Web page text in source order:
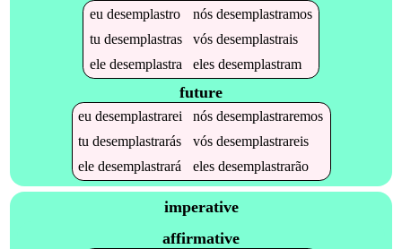
eu desemplastro nós desemplastramos
tu desemplastras vós desemplastrais
ele desemplastra eles desemplastram
future
eudesemplastrarei nósdesemplastraremos
tudesemplastrarás vósdesemplastrareis
eledesemplastrará elesdesemplastrarão
imperative
affirmative